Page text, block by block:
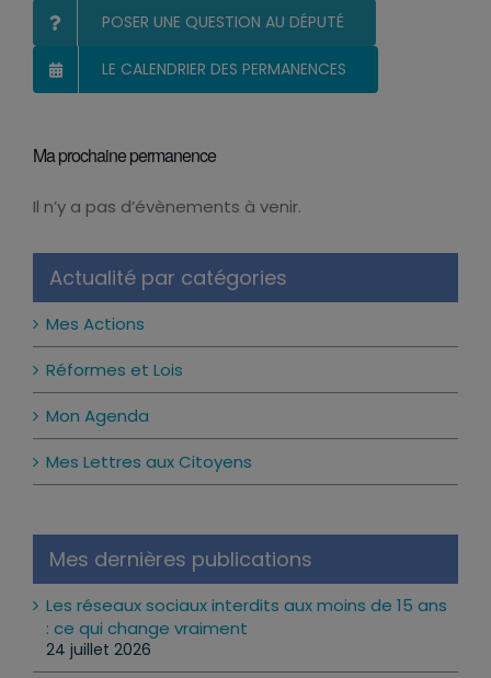
POSER UNE QUESTION AU DÉPUTÉ
LE CALENDRIER DES PERMANENCES
Ma prochaine permanence
Notice
Il n’y a pas d’évènements à venir.
Actualité par catégories
Mes Actions
Réformes et Lois
Mon Agenda
Mes Lettres aux Citoyens
Mes dernières publications
Les réseaux sociaux interdits aux moins de 15 ans
: ce qui change vraiment
24 juillet 2026